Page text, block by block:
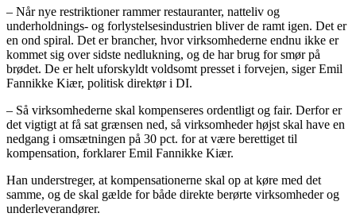
– Når nye restriktioner rammer restauranter, natteliv og
underholdnings- og forlystelsesindustrien bliver de ramt igen. Det er
en ond spiral. Det er brancher, hvor virksomhederne endnu ikke er
kommet sig over sidste nedlukning, og de har brug for smør på
brødet. De er helt uforskyldt voldsomt presset i forvejen, siger Emil
Fannikke Kiær, politisk direktør i DI.
– Så virksomhederne skal kompenseres ordentligt og fair. Derfor er
det vigtigt at få sat grænsen ned, så virksomheder højst skal have en
nedgang i omsætningen på 30 pct. for at være berettiget til
kompensation, forklarer Emil Fannikke Kiær.
Han understreger, at kompensationerne skal op at køre med det
samme, og de skal gælde for både direkte berørte virksomheder og
underleverandører.